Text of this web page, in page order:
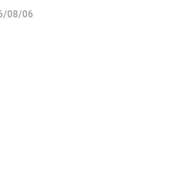
өсөлтийг сааруулснаар
08/06